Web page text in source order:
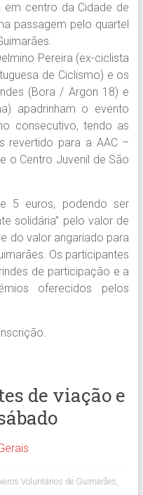
em centro da Cidade de
passagem pelo quartel
Pereira (ex-ciclista
de Ciclismo) e os
(Bora / Argon 18) e
apadrinham o evento
consecutivo, tendo as
revertido para a AAC –
o Centro Juvenil de São
5 euros, podendo ser
solidária” pelo valor de
do valor angariado para
Os participantes
de participação e a
oferecidos pelos
de viação e
Voluntários de Guimarães